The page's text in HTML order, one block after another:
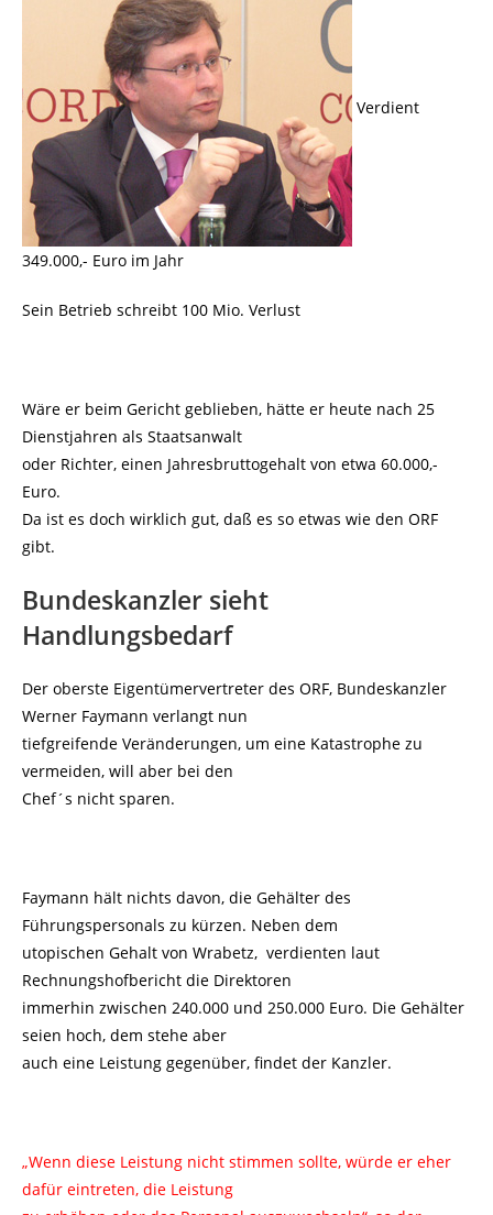
Verdient
349.000,- Euro im Jahr
Sein Betrieb schreibt 100 Mio. Verlust
Wäre er beim Gericht geblieben, hätte er heute nach 25
Dienstjahren als Staatsanwalt
oder Richter, einen Jahresbruttogehalt von etwa 60.000,-
Euro.
Da ist es doch wirklich gut, daß es so etwas wie den ORF
gibt.
Bundeskanzler sieht
Handlungsbedarf
Der oberste Eigentümervertreter des ORF, Bundeskanzler
Werner Faymann verlangt nun
tiefgreifende Veränderungen, um eine Katastrophe zu
vermeiden, will aber bei den
Chef´s nicht sparen.
Faymann hält nichts davon, die Gehälter des
Führungspersonals zu kürzen. Neben dem
utopischen Gehalt von Wrabetz, verdienten laut
Rechnungshofbericht die Direktoren
immerhin zwischen 240.000 und 250.000 Euro. Die Gehälter
seien hoch, dem stehe aber
auch eine Leistung gegenüber, findet der Kanzler.
„Wenn diese Leistung nicht stimmen sollte, würde er eher
dafür eintreten, die Leistung